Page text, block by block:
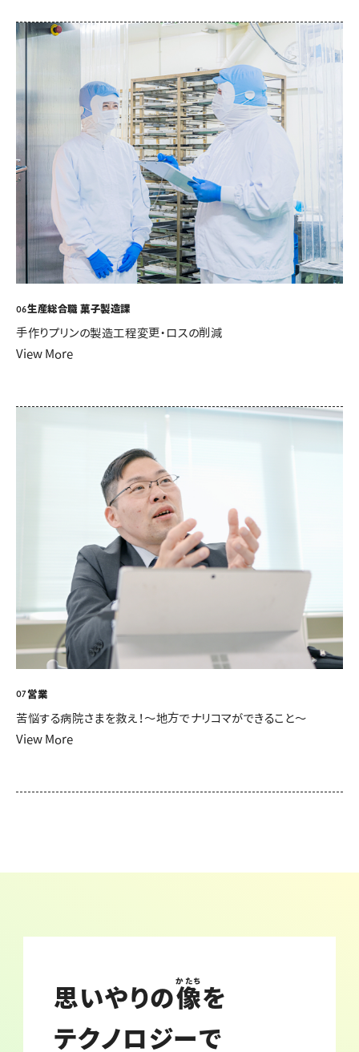
06生産総合職 菓子製造課
手作りプリンの製造工程変更・ロスの削減
View More
07営業
苦悩する病院さまを救え！〜地方でナリコマができること～
View More
思いやりの像
かたち
を
テクノロジーで